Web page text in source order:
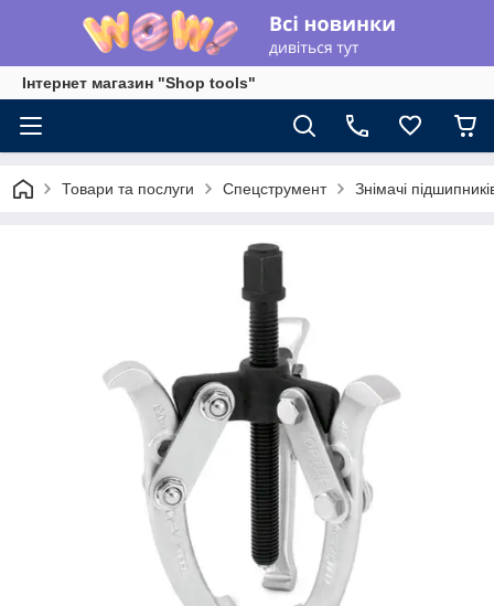
Інтернет магазин "Shop tools"
Товари та послуги Спецструмент Знімачі